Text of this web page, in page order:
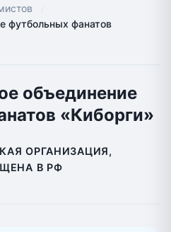
футбольных фанатов
объединение
«Киборги»
ОРГАНИЗАЦИЯ,
В РФ